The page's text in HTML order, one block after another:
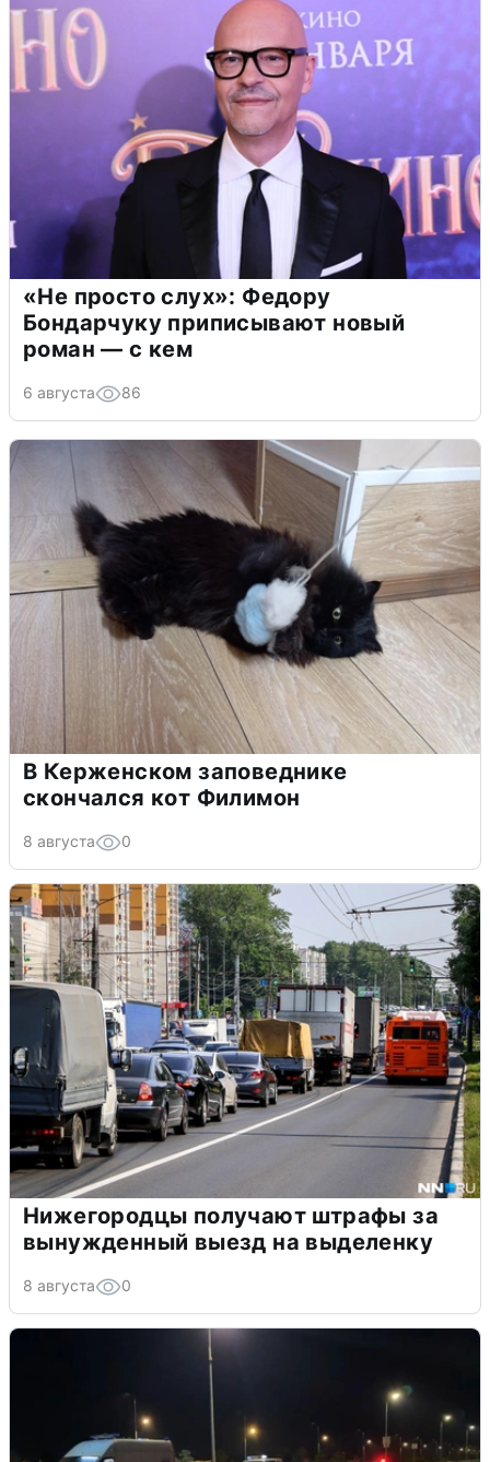
«Не просто слух»: Федору
Бондарчуку приписывают новый
роман — с кем
6 августа 86
В Керженском заповеднике
скончался кот Филимон
8 августа 0
Нижегородцы получают штрафы за
вынужденный выезд на выделенку
8 августа 0